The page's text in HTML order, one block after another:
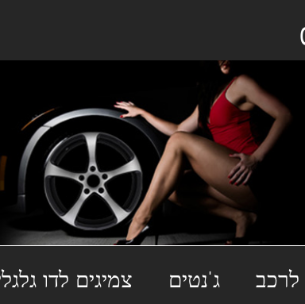
לרכב ג'נטים צמיגים לדו